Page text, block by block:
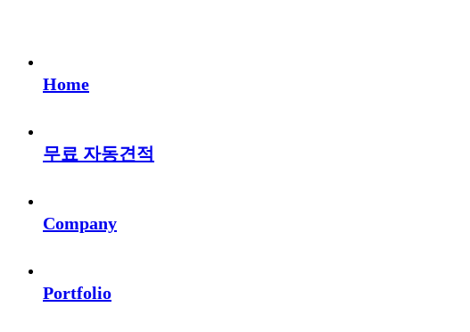
Home
무료 자동견적
Company
Portfolio